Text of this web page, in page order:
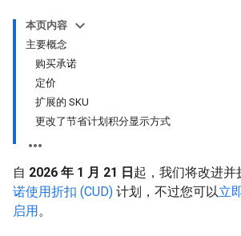
本页内容
主要概念
购买承诺
定价
扩展的 SKU
更改了节省计划积分显示方式
自 2026 年 1 月 21 日起，我们将改进并
诺使用折扣 (CUD) 计划，不过您可以立
启用。